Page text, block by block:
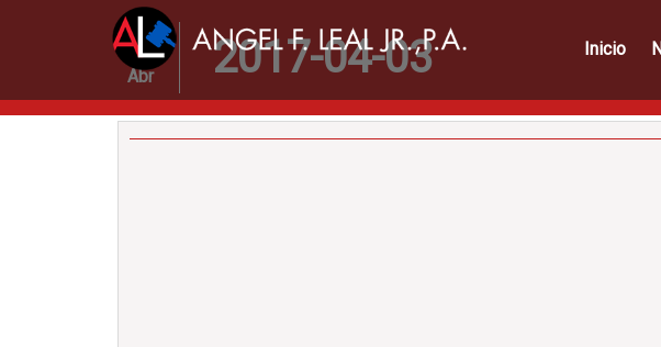
Inicio
03
Abr 2017-04-03